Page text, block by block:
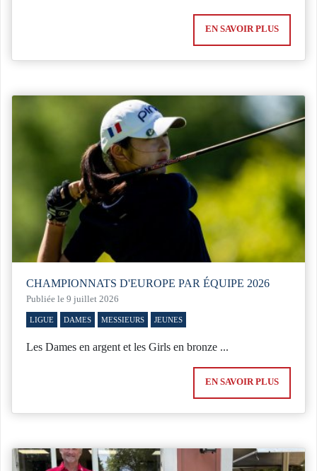
EN SAVOIR PLUS
CHAMPIONNATS D'EUROPE PAR ÉQUIPE 2026
Publiée le 9 juillet 2026
LIGUE DAMES MESSIEURS JEUNES
Les Dames en argent et les Girls en bronze ...
EN SAVOIR PLUS